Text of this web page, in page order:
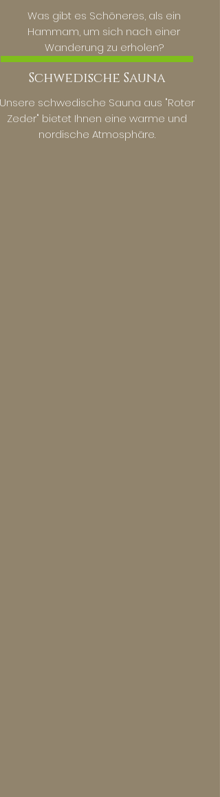
Was gibt es Schöneres, als ein
Hammam, um sich nach einer
Wanderung zu erholen?
Schwedische Sauna
Unsere schwedische Sauna aus "Roter
Zeder" bietet Ihnen eine warme und
nordische Atmosphäre.